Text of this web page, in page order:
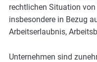
rechtlichen Situation
insbesondere in Bezug
Arbeitserlaubnis,
Unternehmen sind